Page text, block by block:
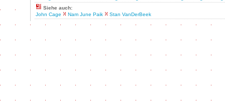
Siehe auch:
John Cage
Nam June Paik Stan VanDerBeek